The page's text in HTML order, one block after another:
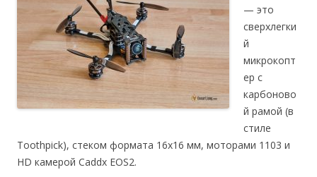
— это
сверхлегки
й
микрокопт
ер с
карбоново
й рамой (в
стиле
Toothpick), стеком формата 16х16 мм, моторами 1103 и
HD камерой Caddx EOS2.